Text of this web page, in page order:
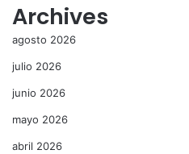
Archives
agosto 2026
julio 2026
junio 2026
mayo 2026
abril 2026